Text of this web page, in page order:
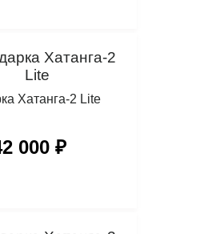
Хатанга-2 Lite
000 ₽